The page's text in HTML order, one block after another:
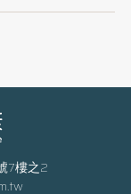
7樓之2